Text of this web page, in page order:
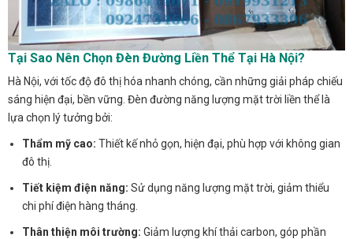
Tại Sao Nên Chọn Đèn Đường Liền Thể Tại Hà Nội?
Hà Nội, với tốc độ đô thị hóa nhanh chóng, cần những giải pháp chiếu
sáng hiện đại, bền vững. Đèn đường năng lượng mặt trời liền thể là
lựa chọn lý tưởng bởi:
Thẩm mỹ cao: Thiết kế nhỏ gọn, hiện đại, phù hợp với không gian
đô thị.
Tiết kiệm điện năng: Sử dụng năng lượng mặt trời, giảm thiểu
chi phí điện hàng tháng.
Thân thiện môi trường: Giảm lượng khí thải carbon, góp phần